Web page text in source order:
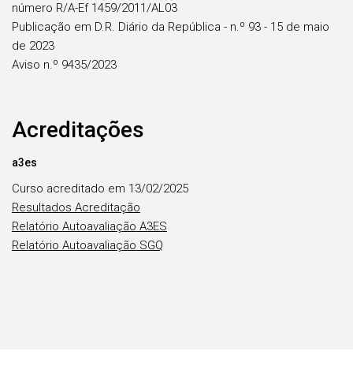
número R/A-Ef 1459/2011/AL03
Publicação em D.R. Diário da República - n.º 93 - 15 de maio
de 2023
Aviso n.º 9435/2023
Acreditações
a3es
Curso acreditado em 13/02/2025
Resultados Acreditação
Relatório Autoavaliação A3ES
Relatório Autoavaliação SGQ